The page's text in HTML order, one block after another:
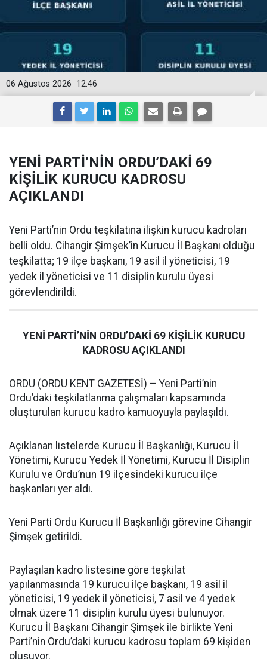
12:46
06 Ağustos 2026
YENİ PARTİ’NİN ORDU’DAKİ 69
KİŞİLİK KURUCU KADROSU
AÇIKLANDI
Yeni Parti’nin Ordu teşkilatına ilişkin kurucu kadroları
belli oldu. Cihangir Şimşek’in Kurucu İl Başkanı olduğu
teşkilatta; 19 ilçe başkanı, 19 asil il yöneticisi, 19
yedek il yöneticisi ve 11 disiplin kurulu üyesi
görevlendirildi.
YENİ PARTİ’NİN ORDU’DAKİ 69 KİŞİLİK KURUCU
KADROSU AÇIKLANDI
ORDU (ORDU KENT GAZETESİ) – Yeni Parti’nin
Ordu’daki teşkilatlanma çalışmaları kapsamında
oluşturulan kurucu kadro kamuoyuyla paylaşıldı.
Açıklanan listelerde Kurucu İl Başkanlığı, Kurucu İl
Yönetimi, Kurucu Yedek İl Yönetimi, Kurucu İl Disiplin
Kurulu ve Ordu’nun 19 ilçesindeki kurucu ilçe
başkanları yer aldı.
Yeni Parti Ordu Kurucu İl Başkanlığı görevine Cihangir
Şimşek getirildi.
Paylaşılan kadro listesine göre teşkilat
yapılanmasında 19 kurucu ilçe başkanı, 19 asil il
yöneticisi, 19 yedek il yöneticisi, 7 asil ve 4 yedek
olmak üzere 11 disiplin kurulu üyesi bulunuyor.
Kurucu İl Başkanı Cihangir Şimşek ile birlikte Yeni
Parti’nin Ordu’daki kurucu kadrosu toplam 69 kişiden
oluşuyor.